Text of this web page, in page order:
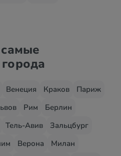
Венеция Краков
Париж
Рим
Берлин
Тель-Авив
Зальцбург
Верона
Милан